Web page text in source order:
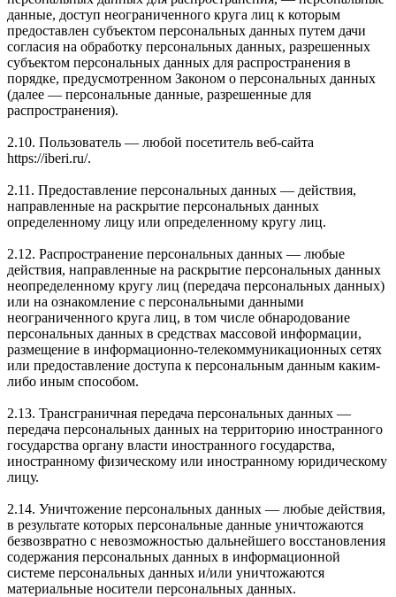
данные, доступ неограниченного круга лиц к которым
предоставлен субъектом персональных данных путем дачи
согласия на обработку персональных данных, разрешенных
субъектом персональных данных для распространения в
порядке, предусмотренном Законом о персональных данных
(далее — персональные данные, разрешенные для
распространения).
2.10. Пользователь — любой посетитель веб-сайта
https://iberi.ru/.
2.11. Предоставление персональных данных — действия,
направленные на раскрытие персональных данных
определенному лицу или определенному кругу лиц.
2.12. Распространение персональных данных — любые
действия, направленные на раскрытие персональных данных
неопределенному кругу лиц (передача персональных данных)
или на ознакомление с персональными данными
неограниченного круга лиц, в том числе обнародование
персональных данных в средствах массовой информации,
размещение в информационно-телекоммуникационных сетях
или предоставление доступа к персональным данным каким-
либо иным способом.
2.13. Трансграничная передача персональных данных —
передача персональных данных на территорию иностранного
государства органу власти иностранного государства,
иностранному физическому или иностранному юридическому
лицу.
2.14. Уничтожение персональных данных — любые действия,
в результате которых персональные данные уничтожаются
безвозвратно с невозможностью дальнейшего восстановления
содержания персональных данных в информационной
системе персональных данных и/или уничтожаются
материальные носители персональных данных.